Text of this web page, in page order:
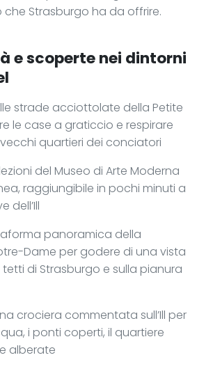
Strasburgo ha da offrire.
e scoperte nei dintorni
strade acciottolate della Petite
le case a graticcio e respirare
quartieri dei conciatori
del Museo di Arte Moderna
raggiungibile in pochi minuti a
dell’Ill
panoramica della
Dame per godere di una vista
di Strasburgo e sulla pianura
crociera commentata sull’Ill per
i ponti coperti, il quartiere
alberate